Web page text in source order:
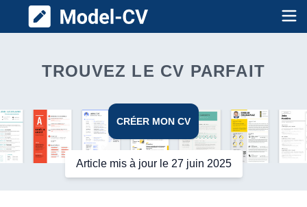
Model CV
TROUVEZ LE CV PARFAIT
CRÉER MON CV
Article mis à jour le 27 juin 2025